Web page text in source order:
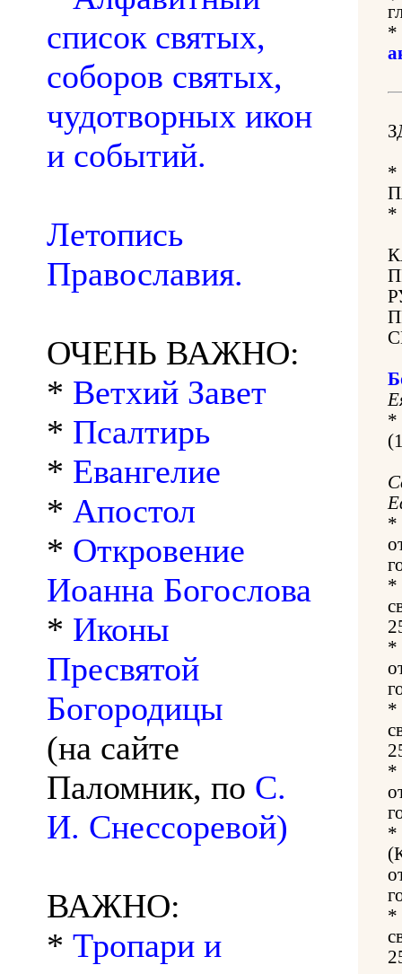
список святых,
соборов святых,
чудотворных икон
и событий.
Летопись
Православия.
ОЧЕНЬ ВАЖНО:
* Ветхий Завет
* Псалтирь
* Евангелие
* Апостол
* Откровение
Иоанна Богослова
* Иконы
Пресвятой
Богородицы
(на сайте
Паломник, по С.
И. Снессоревой)
ВАЖНО:
* Тропари и
*
*
*
*
*
*
*
*
*
*
*